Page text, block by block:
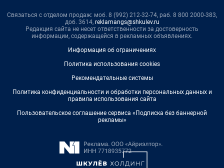
Связаться с отделом продаж: моб. 8 (992) 212-32-74, раб. 8 800 2000-383,
доб. 3614, reklamangs@shkulev.ru
Редакция сайта не несет ответственности за достоверность
информации, содержащейся в рекламных объявлениях.
Информация об ограничениях
Политика использования cookies
Рекомендательные системы
Политика конфиденциальности и обработки персональных данных и
правила использования сайта
Пользовательское соглашение сервиса «Подписка без баннерной
рекламы»